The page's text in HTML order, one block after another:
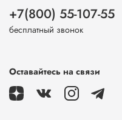
+7(800) 55-107-55
бесплатный звонок
Оставайтесь на связи